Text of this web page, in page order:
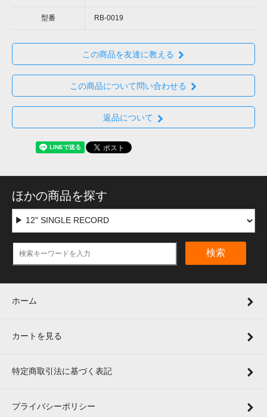
型番 RB-0019
この商品を友達に教える
この商品について問い合わせる
返品について
ほかの商品を探す
検索
ホーム
カートを見る
特定商取引法に基づく表記
プライバシーポリシー